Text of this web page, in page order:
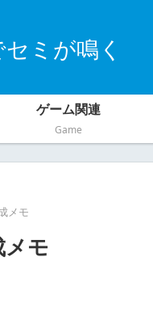
ミが鳴く
ゲーム関連
Game
メモ
モ